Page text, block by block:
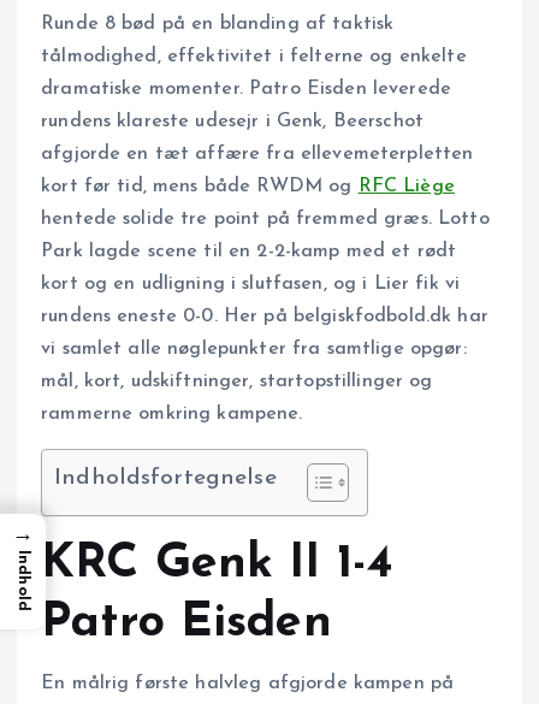
Runde 8 bød på en blanding af taktisk
tålmodighed, effektivitet i felterne og enkelte
dramatiske momenter. Patro Eisden leverede
rundens klareste udesejr i Genk, Beerschot
afgjorde en tæt affære fra ellevemeterpletten
kort før tid, mens både RWDM og RFC Liège
hentede solide tre point på fremmed græs. Lotto
Park lagde scene til en 2-2-kamp med et rødt
kort og en udligning i slutfasen, og i Lier fik vi
rundens eneste 0-0. Her på belgiskfodbold.dk har
vi samlet alle nøglepunkter fra samtlige opgør:
mål, kort, udskiftninger, startopstillinger og
rammerne omkring kampene.
Indholdsfortegnelse
KRC Genk II 1-4
Patro Eisden
En målrig første halvleg afgjorde kampen på
→
Indhold